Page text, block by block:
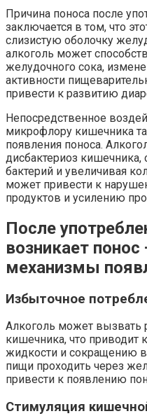
Причина поноса после
заключается в том, что
слизистую оболочку
алкоголь может
желудочного сока,
активности
привести к развитию
Непосредственное
микрофлору кишечника
появления поноса.
дисбактериоз
бактерий и увеличивая
может привести к
продуктов и усилению
После
возникает
механизмы
Избыточное
Алкоголь может вызвать
кишечника, что приводит
жидкости и сокращению
пищи проходить через
привести к появлению
Стимуляция